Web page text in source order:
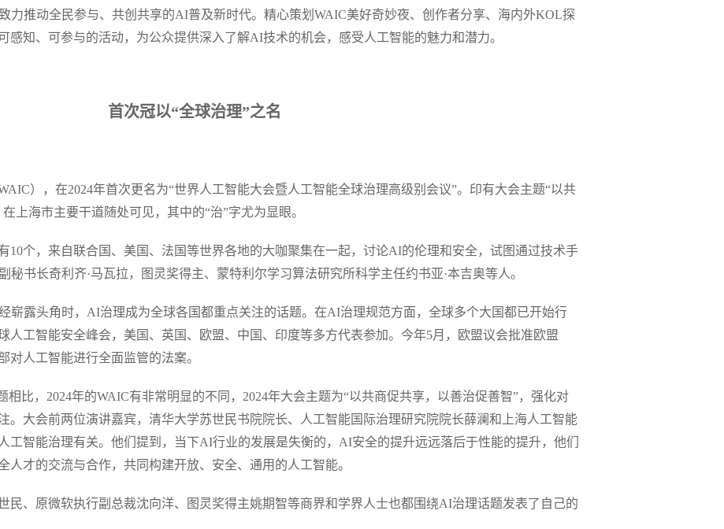
力推动全民参与、共创共享的AI普及新时代。精心策划WAIC美好奇妙夜、创作者分享、海内外KOL探
感知、可参与的活动，为公众提供深入了解AI技术的机会，感受人工智能的魅力和潜力。
首次冠以“全球治理”之名
），在2024年首次更名为“世界人工智能大会暨人工智能全球治理高级别会议”。印有大会主题“以共
上海市主要干道随处可见，其中的“治”字尤为显眼。
10个，来自联合国、美国、法国等世界各地的大咖聚集在一起，讨论AI的伦理和安全，试图通过技术手
书长奇利齐·马瓦拉，图灵奖得主、蒙特利尔学习算法研究所科学主任约书亚·本吉奥等人。
崭露头角时，AI治理成为全球各国都重点关注的话题。在AI治理规范方面，全球多个大国都已开始行
人工智能安全峰会，美国、英国、欧盟、中国、印度等多方代表参加。今年5月，欧盟议会批准欧盟
对人工智能进行全面监管的法案。
相比，2024年的WAIC有非常明显的不同，2024年大会主题为“以共商促共享，以善治促善智”，强化对
。大会前两位演讲嘉宾，清华大学苏世民书院院长、人工智能国际治理研究院院长薛澜和上海人工智能
工智能治理有关。他们提到，当下AI行业的发展是失衡的，AI安全的提升远远落后于性能的提升，他们
人才的交流与合作，共同构建开放、安全、通用的人工智能。
民、原微软执行副总裁沈向洋、图灵奖得主姚期智等商界和学界人士也都围绕AI治理话题发表了自己的